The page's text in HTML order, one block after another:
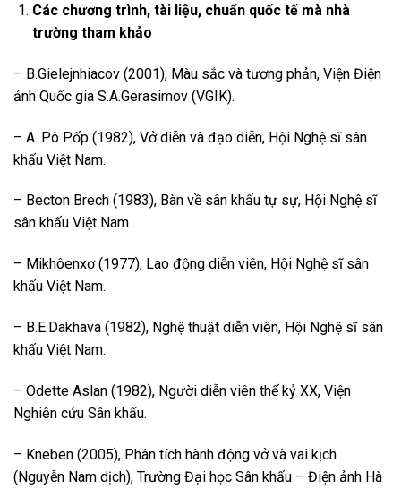
Các chương trình, tài liệu, chuẩn quốc tế mà nhà
trường tham khảo
– B.Gielejnhiacov (2001), Màu sắc và tương phản, Viện Điện
ảnh Quốc gia S.A.Gerasimov (VGIK).
– A. Pô Pốp (1982), Vở diễn và đạo diễn, Hội Nghệ sĩ sân
khấu Việt Nam.
– Becton Brech (1983), Bàn về sân khấu tự sự, Hội Nghệ sĩ
sân khấu Việt Nam.
– Mikhôenxơ (1977), Lao động diễn viên, Hội Nghệ sĩ sân
khấu Việt Nam.
– B.E.Dakhava (1982), Nghệ thuật diễn viên, Hội Nghệ sĩ sân
khấu Việt Nam.
– Odette Aslan (1982), Người diễn viên thế kỷ XX, Viện
Nghiên cứu Sân khấu.
– Kneben (2005), Phân tích hành động vở và vai kịch
(Nguyễn Nam dịch), Trường Đại học Sân khấu – Điện ảnh Hà